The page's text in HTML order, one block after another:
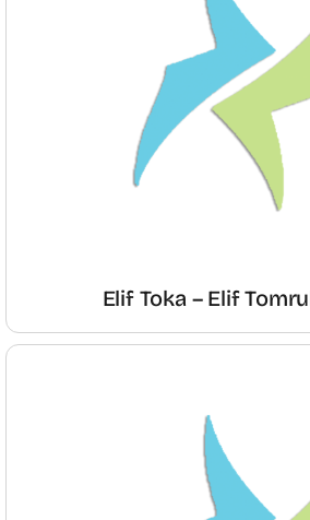
Elif Toka – Elif